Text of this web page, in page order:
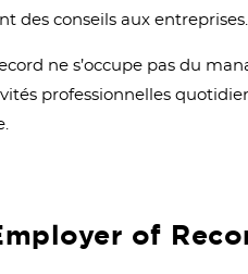
des conseils aux entreprises.
ne s’occupe pas du
professionnelles
of